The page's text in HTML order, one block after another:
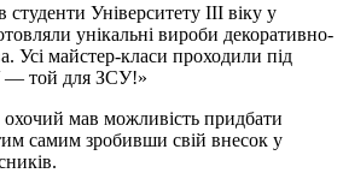
студенти Університету ІІІ віку у
унікальні вироби декоративно-
Усі майстер-класи проходили під
— той для ЗСУ!»
мав можливість придбати
самим зробивши свій внесок у